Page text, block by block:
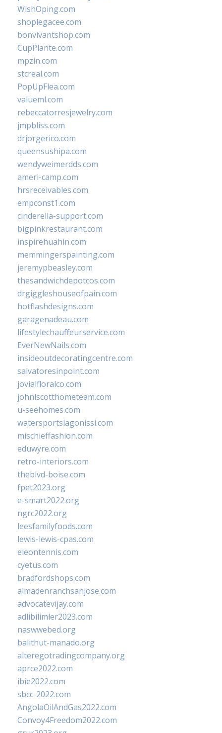
WishOping.com
shoplegacee.com
bonvivantshop.com
CupPlante.com
mpzin.com
stcreal.com
PopUpFlea.com
valueml.com
rebeccatorresjewelry.com
jmpbliss.com
drjorgerico.com
queensushipa.com
wendyweimerdds.com
ameri-camp.com
hrsreceivables.com
empconst1.com
cinderella-support.com
bigpinkrestaurant.com
inspirehuahin.com
memmingerspainting.com
jeremypbeasley.com
thesandwichdepotcos.com
drgiggleshouseofpain.com
hotflashdesigns.com
garagenadeau.com
lifestylechauffeurservice.com
EverNewNails.com
insideoutdecoratingcentre.com
salvatoresinpoint.com
jovialfloralco.com
johnlscotthometeam.com
u-seehomes.com
watersportslagonissi.com
mischieffashion.com
eduwyre.com
retro-interiors.com
theblvd-boise.com
fpet2023.org
e-smart2022.org
ngrc2022.org
leesfamilyfoods.com
lewis-lewis-cpas.com
eleontennis.com
cyetus.com
bradfordshops.com
almadenranchsanjose.com
advocatevijay.com
adlibilimler2023.com
naswwebed.org
balithut-manado.org
alteregotradingcompany.org
aprce2022.com
ibie2022.com
sbcc-2022.com
AngolaOilAndGas2022.com
Convoy4Freedom2022.com